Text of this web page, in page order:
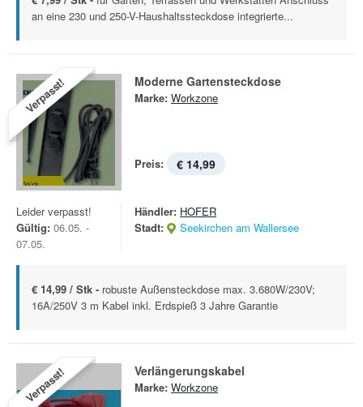
an eine 230 und 250-V-Haushaltssteckdose integrierte...
Verpasst! Moderne Gartensteckdose
Marke: Workzone
Preis: € 14,99
Leider verpasst!
Gültig: 06.05. -
07.05.
Händler: HOFER
Stadt:
Seekirchen am Wallersee
€ 14,99 / Stk - robuste Außensteckdose max. 3.680W/230V;
16A/250V 3 m Kabel inkl. Erdspieß 3 Jahre Garantie
Verpasst! Verlängerungskabel
Marke: Workzone